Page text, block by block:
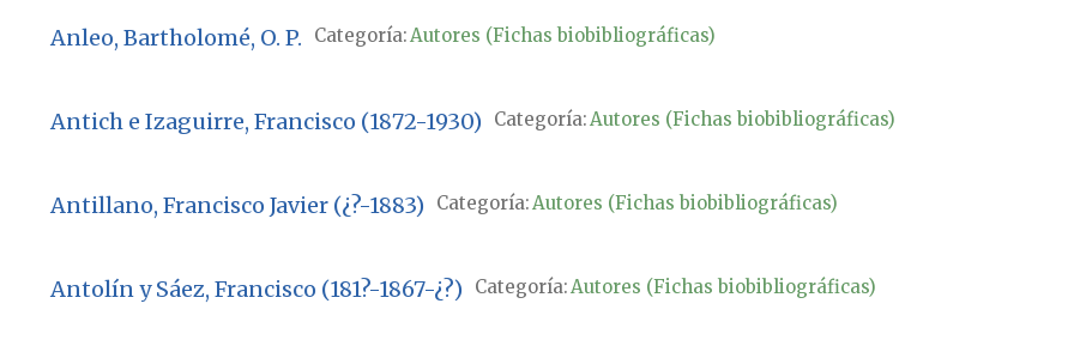
Anleo, Bartholomé, O. P. Categoría:Autores (Fichas biobibliográficas)
Antich e Izaguirre, Francisco (1872-1930) Categoría:Autores (Fichas biobibliográficas)
Antillano, Francisco Javier (¿?-1883) Categoría:Autores (Fichas biobibliográficas)
Antolín y Sáez, Francisco (181?-1867-¿?) Categoría:Autores (Fichas biobibliográficas)